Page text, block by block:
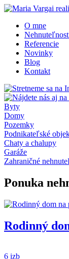
O mne
Referencie
Novinky
Blog
Kontakt
Byty
Domy
Pozemky
Podnikateľské
Chaty a chalupy
Garáže
Zahraničné
Ponuka
Rodinný
6 izb